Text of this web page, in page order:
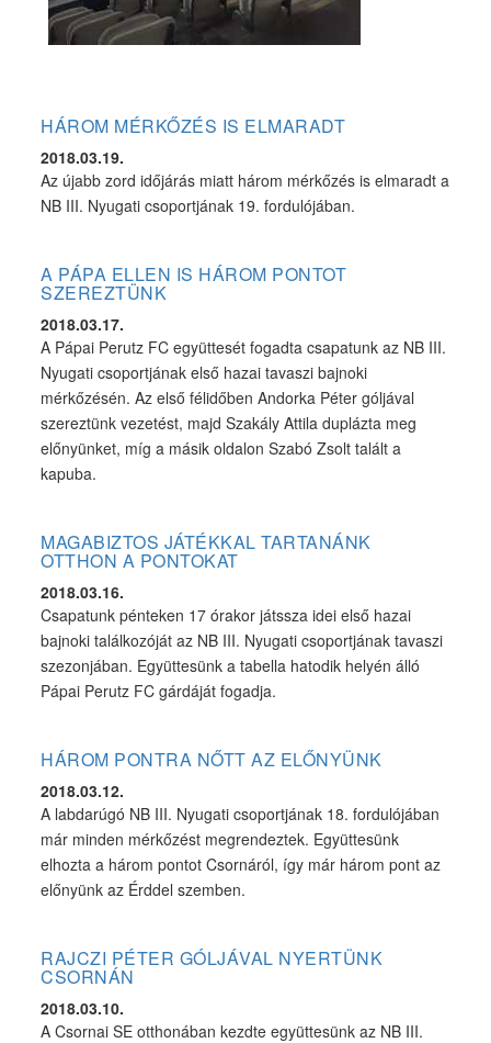
HÁROM MÉRKŐZÉS IS ELMARADT
2018.03.19.
Az újabb zord időjárás miatt három mérkőzés is elmaradt a
NB III. Nyugati csoportjának 19. fordulójában.
A PÁPA ELLEN IS HÁROM PONTOT
SZEREZTÜNK
2018.03.17.
A Pápai Perutz FC együttesét fogadta csapatunk az NB III.
Nyugati csoportjának első hazai tavaszi bajnoki
mérkőzésén. Az első félidőben Andorka Péter góljával
szereztünk vezetést, majd Szakály Attila duplázta meg
előnyünket, míg a másik oldalon Szabó Zsolt talált a
kapuba.
MAGABIZTOS JÁTÉKKAL TARTANÁNK
OTTHON A PONTOKAT
2018.03.16.
Csapatunk pénteken 17 órakor játssza idei első hazai
bajnoki találkozóját az NB III. Nyugati csoportjának tavaszi
szezonjában. Együttesünk a tabella hatodik helyén álló
Pápai Perutz FC gárdáját fogadja.
HÁROM PONTRA NŐTT AZ ELŐNYÜNK
2018.03.12.
A labdarúgó NB III. Nyugati csoportjának 18. fordulójában
már minden mérkőzést megrendeztek. Együttesünk
elhozta a három pontot Csornáról, így már három pont az
előnyünk az Érddel szemben.
RAJCZI PÉTER GÓLJÁVAL NYERTÜNK
CSORNÁN
2018.03.10.
A Csornai SE otthonában kezdte együttesünk az NB III.